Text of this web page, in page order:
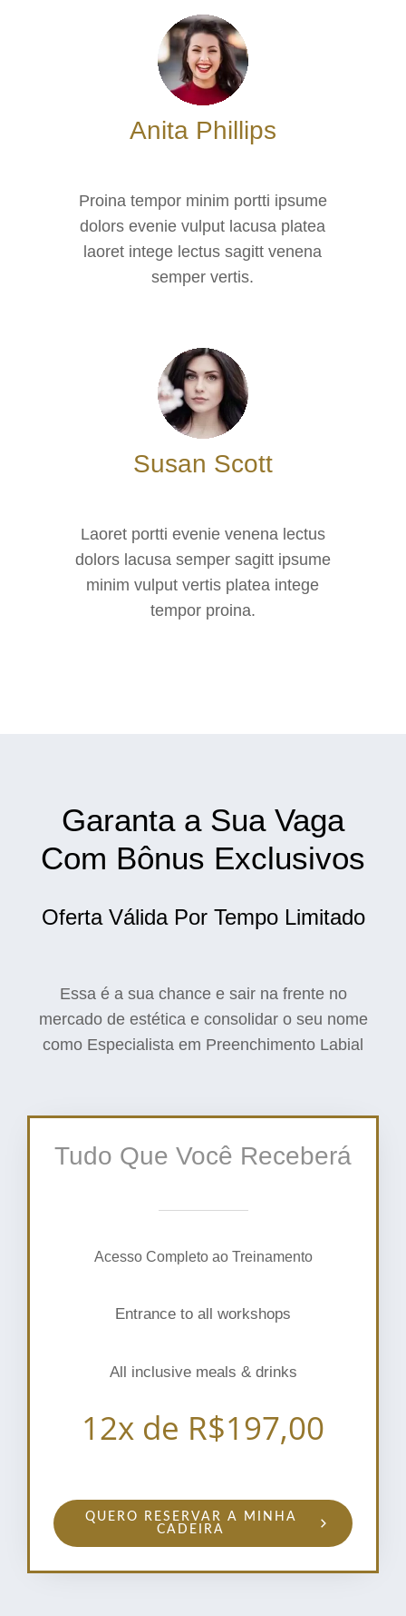
Anita Phillips
Proina tempor minim portti ipsume
dolors evenie vulput lacusa platea
laoret intege lectus sagitt venena
semper vertis.
Susan Scott
Laoret portti evenie venena lectus
dolors lacusa semper sagitt ipsume
minim vulput vertis platea intege
tempor proina.
Garanta a Sua Vaga
Com Bônus Exclusivos
Oferta Válida Por Tempo Limitado
Essa é a sua chance e sair na frente no
mercado de estética e consolidar o seu nome
como Especialista em Preenchimento Labial
Tudo Que Você Receberá
Acesso Completo ao Treinamento
Entrance to all workshops
All inclusive meals & drinks
12x de R$197,00
QUERO RESERVAR A MINHA
CADEIRA